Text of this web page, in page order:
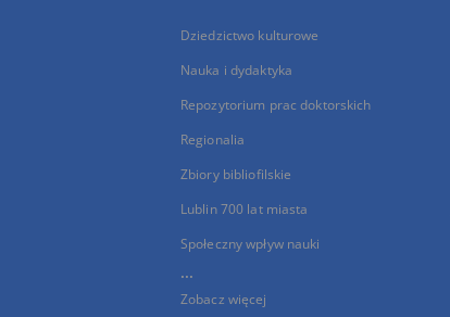
Dziedzictwo kulturowe
Nauka i dydaktyka
Repozytorium prac doktorskich
Regionalia
Zbiory bibliofilskie
Lublin 700 lat miasta
Społeczny wpływ nauki
...
Zobacz więcej